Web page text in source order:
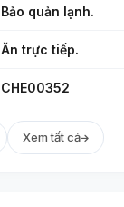
Bảo quản lạnh.
Ăn trực tiếp.
CHE00352
Xem tất cả